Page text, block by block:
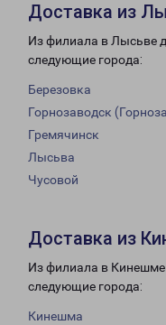
Доставка из
Из филиала в Лысьве
следующие города:
Березовка
Горнозаводск
Гремячинск
Лысьва
Чусовой
Доставка из
Из филиала в Кинешме
следующие города:
Кинешма